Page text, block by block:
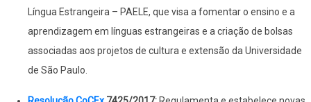
Língua Estrangeira – PAELE, que visa a fomentar o ensino e a
aprendizagem em línguas estrangeiras e a criação de bolsas
associadas aos projetos de cultura e extensão da Universidade
de São Paulo.